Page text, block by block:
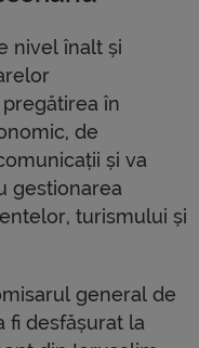
nivel înalt și
în
de
și va
gestionarea
turismului și
general de
fi desfășurat la